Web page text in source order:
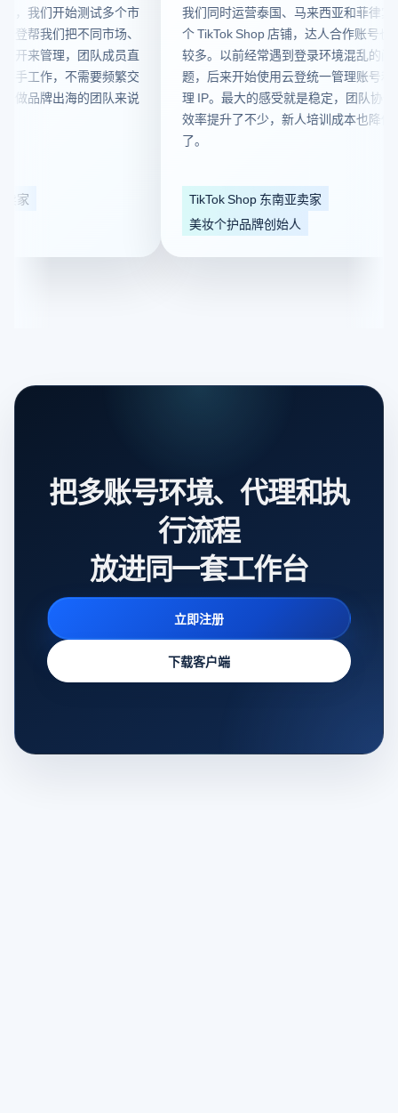
我们开始测试多个市
帮我们把不同市场、
来管理，团队成员直
工作，不需要频繁交
品牌出海的团队来说
我们同时运营泰国、马来西亚和菲律宾多
个 TikTok Shop 店铺，达人合作账号也比
较多。以前经常遇到登录环境混乱的问
题，后来开始使用云登统一管理账号和代
理 IP。最大的感受就是稳定，团队协作
效率提升了不少，新人培训成本也降低
了。
TikTok Shop 东南亚卖家
美妆个护品牌创始人
把多账号环境、代理和执
行流程
放进同一套工作台
立即注册
下载客户端